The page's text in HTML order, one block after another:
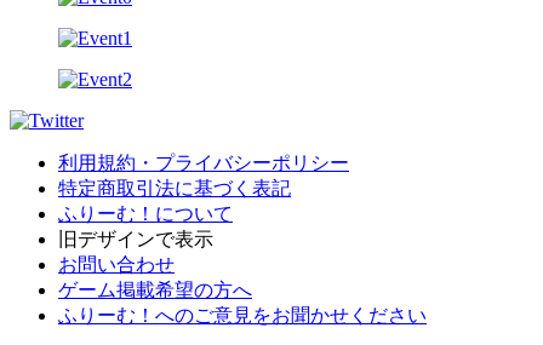
利用規約・プライバシーポリシー
特定商取引法に基づく表記
ふりーむ！について
旧デザインで表示
お問い合わせ
ゲーム掲載希望の方へ
ふりーむ！へのご意見をお聞かせください